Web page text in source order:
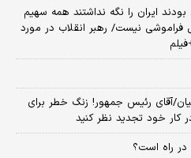
ایران را نگه نداشتند همه سهیم
فراموشی نیست/ رهبر انقلاب در مورد
آقای رئیس جمهور! زنگ خطر برای
کار خود تجدید نظر کنید
در راه است؟